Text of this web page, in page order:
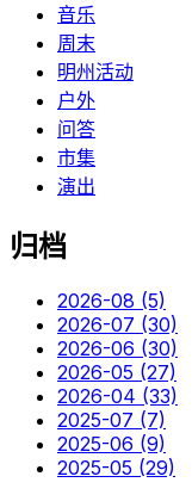
音乐
周末
明州活动
户外
问答
市集
演出
归档
2026-08 (5)
2026-07 (30)
2026-06 (30)
2026-05 (27)
2026-04 (33)
2025-07 (7)
2025-06 (9)
2025-05 (29)